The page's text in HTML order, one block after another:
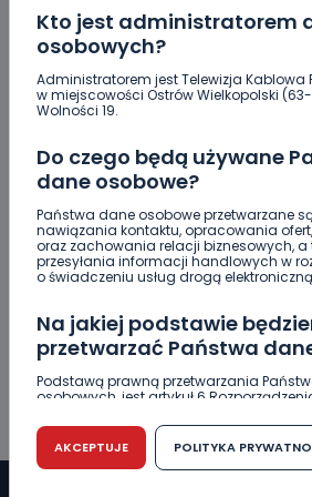
Kto jest administratorem
osobowych?
Administratorem jest Telewizja Kablowa
w miejscowości Ostrów Wielkopolski
Wolności 19.
Do czego będą używane
dane osobowe?
Państwa dane osobowe przetwarzane
nawiązania kontaktu, opracowania
oraz zachowania relacji biznesowych, a
przesyłania informacji handlowych w
o świadczeniu usług drogą
Na jakiej podstawie
przetwarzać Państwa
Podstawą prawną przetwarzania
osobowych, jest artykuł 6
r. w sprawie ochrony osób fizycznych w
przetwarzaniem danych osobowych w
swobodnego przepływu takich danych
dyrektywy 95/46/WE (RODO).
AKCEPTUJE POLITYKA
REGION WIADOMOŚCI
poważnymi obrażeniami
10.08.2026 11:37